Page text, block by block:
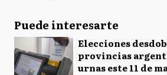
Puede interesarte
Elecciones
provincias
urnas este 11 de